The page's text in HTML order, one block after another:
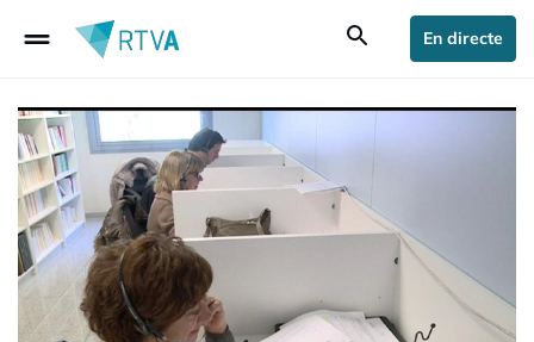
drag_handle search En directe